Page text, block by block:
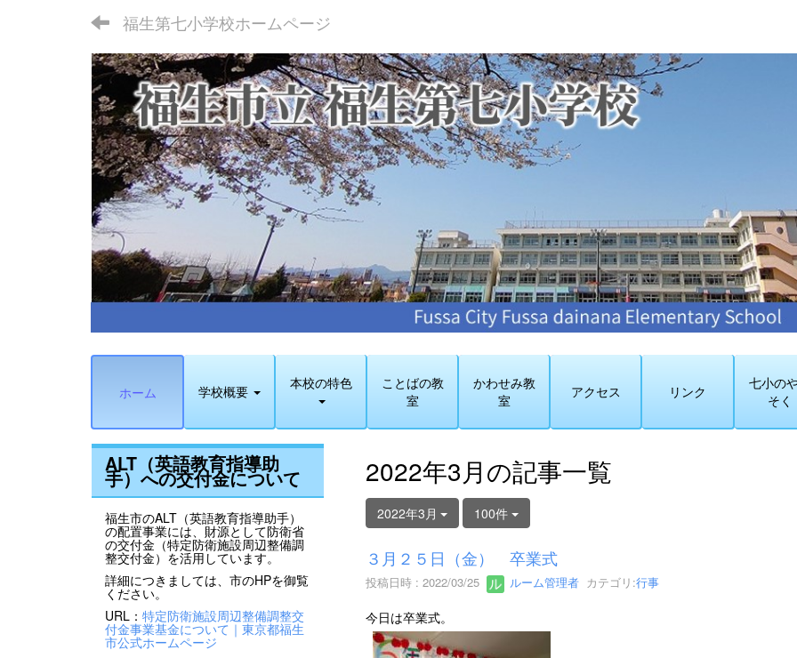
福生第七小学校ホームページ
ホーム 学校概要 本校の特色
ことばの教
室
かわせみ教
室
アクセス リンク
七小の
そく
2022年3月の記事一覧
2022年3月 100件
３月２５日（金） 卒業式
投稿日時 : 2022/03/25 ルーム管理者カテゴリ:行事
今日は卒業式。
ALT（英語教育指導助
手）への交付金について
福生市のALT（英語教育指導助手）
の配置事業には、財源として防衛省
の交付金（特定防衛施設周辺整備調
整交付金）を活用しています。
詳細につきましては、市のHPを御覧
ください。
URL： 特定防衛施設周辺整備調整交
付金事業基金について｜東京都福生
市公式ホームページ